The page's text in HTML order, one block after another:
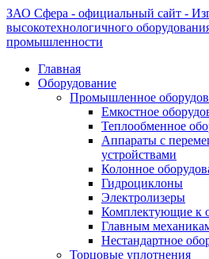
ЗАО Сфера - официальный сайт -
высокотехнологичного
промышленности
Главная
Оборудование
Промышленное
Емкостное
Теплообменное
Аппараты с
устройствами
Колонное
Гидроциклоны
Электролизеры
Комплектующие к
Главным
Нестандартное
Торцовые уплотнения